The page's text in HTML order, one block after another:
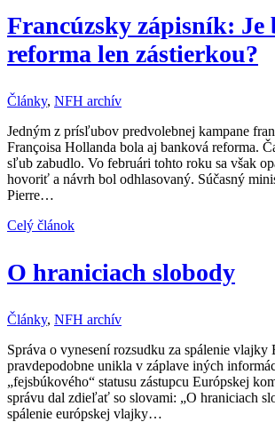
Francúzsky zápisník: Je
reforma len zástierkou?
Články, NFH archív
Jedným z prísľubov predvolebnej kampane
Françoisa Hollanda bola aj banková reforma.
sľub zabudlo. Vo februári tohto roku sa však
hovoriť a návrh bol odhlasovaný. Súčasný
Pierre…
Celý článok
O hraniciach slobody
Články, NFH archív
Správa o vynesení rozsudku za spálenie vlajky
pravdepodobne unikla v záplave iných
„fejsbúkového“ statusu zástupcu Európskej
správu dal zdieľať so slovami: „O hraniciach
spálenie európskej vlajky…